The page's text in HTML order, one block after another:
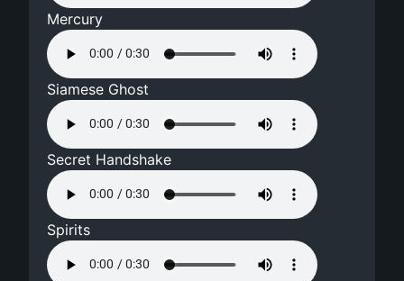
Mercury
Siamese Ghost
Secret Handshake
Spirits